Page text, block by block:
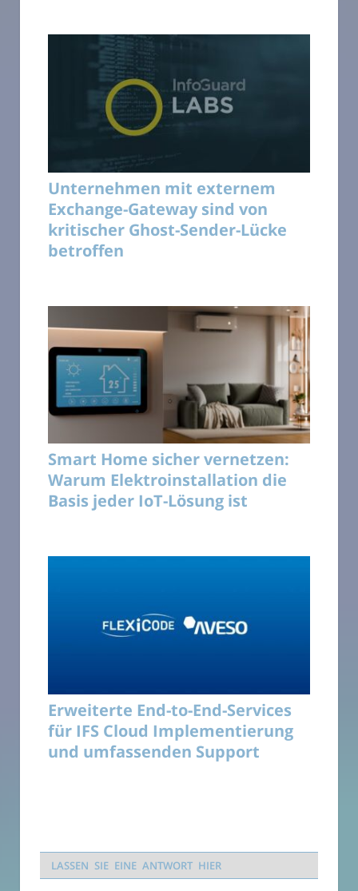
Unternehmen mit externem
Exchange-Gateway sind von
kritischer Ghost-Sender-Lücke
betroffen
Smart Home sicher vernetzen:
Warum Elektroinstallation die
Basis jeder IoT-Lösung ist
Erweiterte End-to-End-Services
für IFS Cloud Implementierung
und umfassenden Support
LASSEN SIE EINE ANTWORT HIER